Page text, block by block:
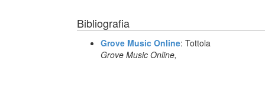
Bibliografia
Grove Music Online: Tottola
Grove Music Online,